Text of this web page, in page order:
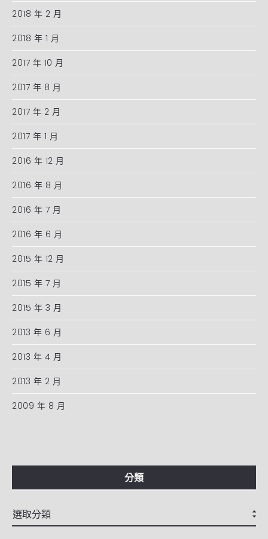
2018 年 2 月
2018 年 1 月
2017 年 10 月
2017 年 8 月
2017 年 2 月
2017 年 1 月
2016 年 12 月
2016 年 8 月
2016 年 7 月
2016 年 6 月
2015 年 12 月
2015 年 7 月
2015 年 3 月
2013 年 6 月
2013 年 4 月
2013 年 2 月
2009 年 8 月
分類